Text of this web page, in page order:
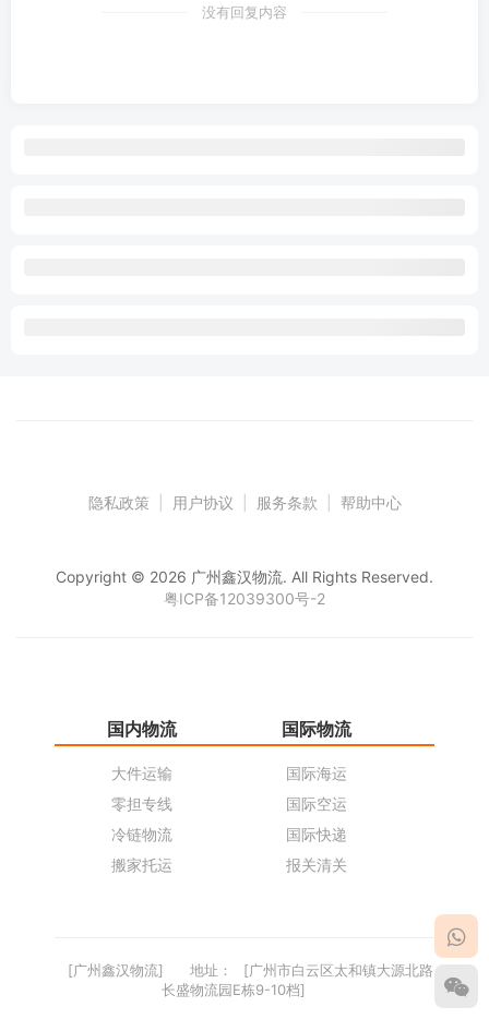
没有回复内容
隐私政策 用户协议 服务条款 帮助中心
Copyright © 2026 广州鑫汉物流. All Rights Reserved.
粤ICP备12039300号-2
国内物流
大件运输
零担专线
冷链物流
搬家托运
国际物流
国际海运
国际空运
国际快递
报关清关
[广州鑫汉物流] 地址：
[广州市白云区太和镇大源北路
长盛物流园E栋9-10档]